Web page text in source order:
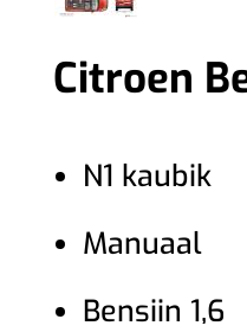
Citroen
N1 kaubik
Manuaal
Bensiin 1,6